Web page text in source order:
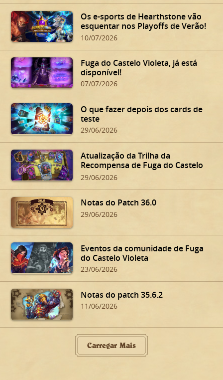
Os e-sports de Hearthstone vão
esquentar nos Playoffs de Verão!
10/07/2026
Fuga do Castelo Violeta, já está
disponível!
07/07/2026
O que fazer depois dos cards de
teste
29/06/2026
Atualização da Trilha da
Recompensa de Fuga do Castelo
Violeta
29/06/2026
Notas do Patch 36.0
29/06/2026
Eventos da comunidade de Fuga
do Castelo Violeta
23/06/2026
Notas do patch 35.6.2
11/06/2026
Carregar Mais